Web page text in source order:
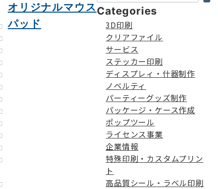
オリジナルマウス
パッド
Categories
3D印刷
クリアファイル
サービス
ステッカー印刷
ディスプレィ・什器制作
ノベルティ
パーティーグッズ制作
パッケージ・ケース作成
ポップツール
ライセンス事業
企業情報
特殊印刷・カスタムプリン
ト
高品質シール・ラベル印刷